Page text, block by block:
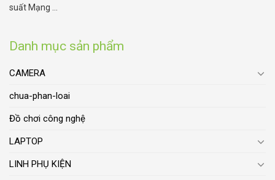
Danh mục sản phẩm
CAMERA
chua-phan-loai
Đồ chơi công nghệ
LAPTOP
LINH PHỤ KIỆN
suất Mạng ...